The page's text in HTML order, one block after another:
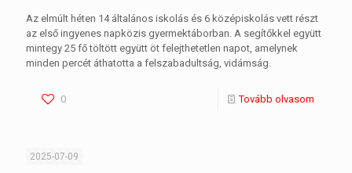
Az elmúlt héten 14 általános iskolás és 6 középiskolás vett részt
az első ingyenes napközis gyermektáborban. A segítőkkel együtt
mintegy 25 fő töltött együtt öt felejthetetlen napot, amelynek
minden percét áthatotta a felszabadultság, vidámság.
0 Tovább olvasom
2025-07-09